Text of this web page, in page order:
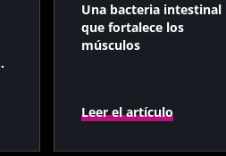
Una bacteria intestinal
que fortalece los
músculos
Leer el artículo